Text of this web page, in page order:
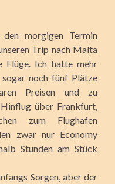
morgigen Termin
Trip nach Malta
Flüge. Ich hatte mehr
noch fünf Plätze
Preisen und zu
über Frankfurt,
zum Flughafen
zwar nur Economy
Stunden am Stück
Sorgen, aber der